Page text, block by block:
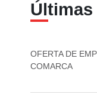
OFERTA DE
COMARCA